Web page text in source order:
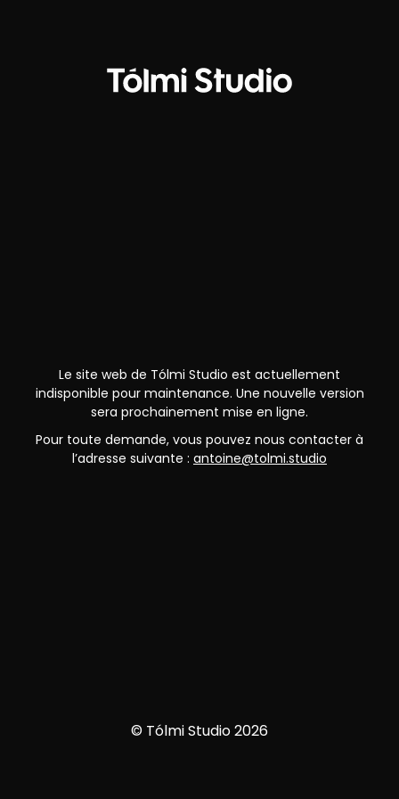
Le site web de Tólmi Studio est actuellement
indisponible pour maintenance. Une nouvelle version
sera prochainement mise en ligne.
Pour toute demande, vous pouvez nous contacter à
l’adresse suivante : antoine@tolmi.studio
© Tólmi Studio 2026